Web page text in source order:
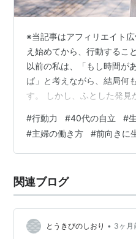
※当記事はアフィリエイト
え始めてから、行動するこ
以前の私は、「もし時間が
ば」と考えながら、結局何
す。 しかし、ふとした発見
正直に書こうと思います。
【在宅ワーク】主婦の私が
な理由 少し前の私は、タ
かぶたびに、最後は必ず「
ていました。 やりたいこ
#行動力 #40代の自立 #
#主婦の働き方 #前向きに
関連ブログ
とうきびのしおり • 3ヶ月